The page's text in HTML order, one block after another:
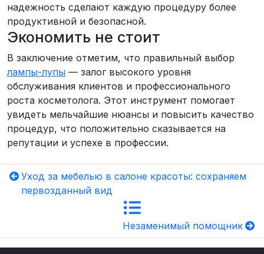
надежность сделают каждую процедуру более
продуктивной и безопасной.
Экономить не стоит
В заключение отметим, что правильный выбор
лампы-лупы — залог высокого уровня
обслуживания клиентов и профессионального
роста косметолога. Этот инструмент помогает
увидеть мельчайшие нюансы и повысить качество
процедур, что положительно сказывается на
репутации и успехе в профессии.
Уход за мебелью в салоне красоты: сохраняем
первозданный вид
Незаменимый помощник